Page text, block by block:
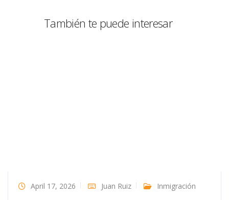
También te puede interesar
April 17, 2026 Juan Ruiz Inmigración